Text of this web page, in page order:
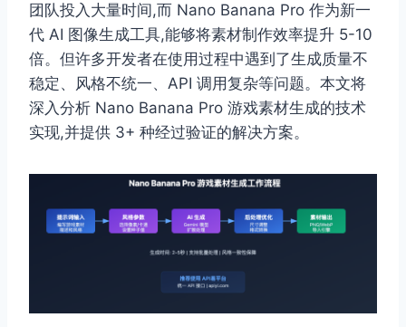
团队投入大量时间,而 Nano Banana Pro 作为新一
代 AI 图像生成工具,能够将素材制作效率提升 5-10
倍。但许多开发者在使用过程中遇到了生成质量不
稳定、风格不统一、API 调用复杂等问题。本文将
深入分析 Nano Banana Pro 游戏素材生成的技术
实现,并提供 3+ 种经过验证的解决方案。